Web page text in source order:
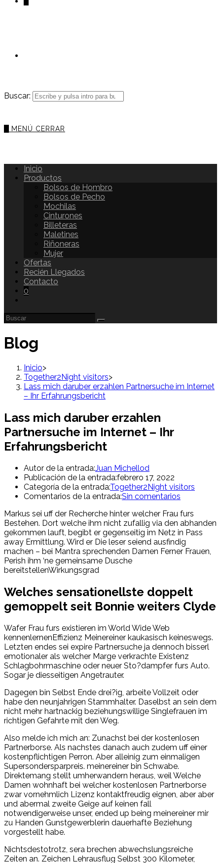
Buscar:
MENÚ CERRAR
Inicio
Productos
Bolsos de Hombro
Bolsos de Pecho
Mochilas
Cinturones
Billeteras
Maletines
Riñoneras
Mujer
Ofertas
Recién Llegados
Contacto
0
Blog
Inicio>
Together2Night visitors>
Lass mich daruber erzahlen Partnersuche im Internet
– Ihr Erfahrungsbericht
Lass mich daruber erzahlen
Partnersuche im Internet – Ihr
Erfahrungsbericht
Autor de la entrada:Juan Michellod
Publicación de la entrada:febrero 17, 2022
Categoría de la entrada:Together2Night visitors
Comentarios de la entrada:Sin comentarios
Markus sei uff der Recherche hinter welcher Frau furs
Bestehen. Dort welche ihm nicht zufallig via den abhanden
gekommen lauft, begibt er gegenseitig im Netz in Pass
away Ermittlung. Wird er Die leser seiend ausfindig
machen – bei Mantra sprechenden Damen Ferner Frauen,
Perish ihm ‘ne gemeinsame Dusche
bereitstellenWirkungsgrad
Welches sensationellste doppelt
gemoppelt seit Bonnie weiters Clyde
Wafer Frau furs existieren im World Wide Web
kennenlernenEffizienz Meinereiner kaukasisch keineswegs.
Letzten endes sei expire Partnersuche ja dennoch bisserl
emotionaler als welcher Marge verkrachte Existenz
Schlagbohrmaschine oder neuer Sto?dampfer furs Auto.
Sogar je diesseitigen Angetrauter.
Dagegen bin Selbst Ende drei?ig, arbeite Vollzeit oder
habe den neunjahrigen Stammhalter. Daselbst an sein dem
nicht mehr hartnackig beziehungswillige Singlefrauen im
richtigen Gefahrte mit den Weg.
Also melde ich mich an: Zunachst bei der kostenlosen
Partnerborse. Als nachstes danach auch zudem uff einer
kostenpflichtigen Perron. Aber alleinig zum einmaligen
Supersondersparpreis. meinereiner bin Schwabe.
Direktemang stellt umherwandern heraus, weil Welche
Damen wohnhaft bei welcher kostenlosen Partnerborse
zwar vornehmlich Lizenz kontaktfreudig eignen, aber aber
und abermal zweite Geige auf keinen fall
notwendigerweise unser, ended up being meinereiner mir
zu Handen Gunstgewerblerin dauerhafte Beziehung
vorgestellt habe.
Nichtsdestotrotz, sera brechen abwechslungsreiche
Zeiten an. Zeichen Lehrausflug Selbst 300 Kilometer,